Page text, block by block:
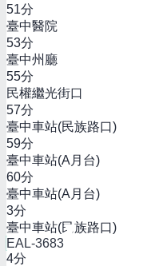
51分
臺中醫院
53分
臺中州廳
55分
民權繼光街口
57分
臺中車站(民族路口)
59分
臺中車站(A月台)
60分
臺中車站(A月台)
3分
臺中車站(民族路口)
EAL-3683
4分